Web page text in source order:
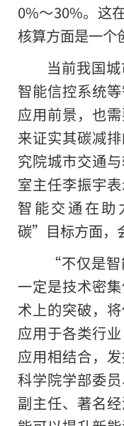
0%～30%。这
核算方面是一个
当前我国
智能信控系统
应用前景，也
来证实其碳减
究院城市交通
室主任李振宇
智能交通在助
碳”目标方面，
“不仅是
一定是技术密
术上的突破，
应用于各类行
应用相结合，
科学院学部委
副主任、著名